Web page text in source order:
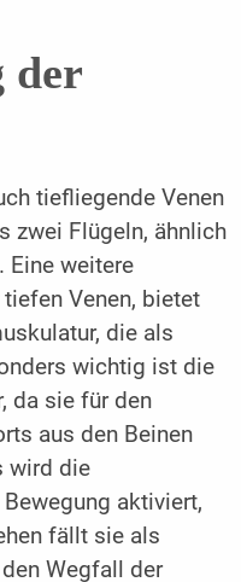
der
tiefliegende Venen
zwei Flügeln, ähnlich
Eine weitere
Venen, bietet
die als
wichtig ist die
da sie für den
aus den Beinen
wird die
aktiviert,
fällt sie als
Wegfall der